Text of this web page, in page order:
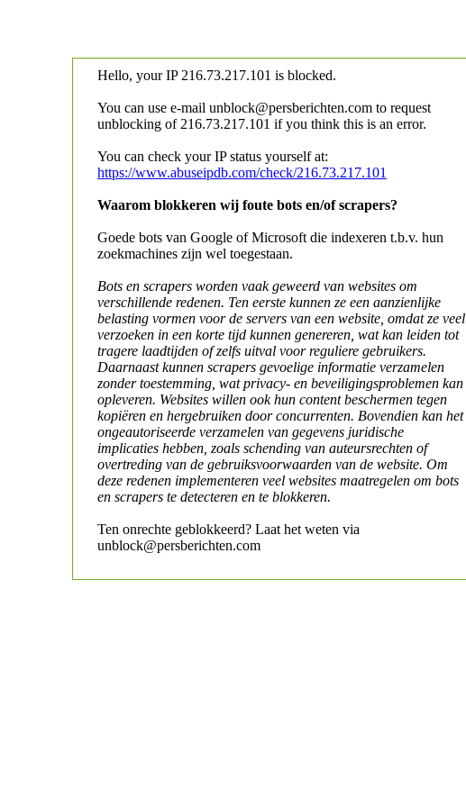
Hello, your IP 216.73.217.101 is blocked.
You can use e-mail unblock@persberichten.com to request
unblocking of 216.73.217.101 if you think this is an error.
You can check your IP status yourself at:
https://www.abuseipdb.com/check/216.73.217.101
Waarom blokkeren wij foute bots en/of scrapers?
Goede bots van Google of Microsoft die indexeren t.b.v. hun
zoekmachines zijn wel toegestaan.
Bots en scrapers worden vaak geweerd van websites om
verschillende redenen. Ten eerste kunnen ze een aanzienlijke
belasting vormen voor de servers van een website, omdat ze veel
verzoeken in een korte tijd kunnen genereren, wat kan leiden tot
tragere laadtijden of zelfs uitval voor reguliere gebruikers.
Daarnaast kunnen scrapers gevoelige informatie verzamelen
zonder toestemming, wat privacy- en beveiligingsproblemen kan
opleveren. Websites willen ook hun content beschermen tegen
kopiëren en hergebruiken door concurrenten. Bovendien kan het
ongeautoriseerde verzamelen van gegevens juridische
implicaties hebben, zoals schending van auteursrechten of
overtreding van de gebruiksvoorwaarden van de website. Om
deze redenen implementeren veel websites maatregelen om bots
en scrapers te detecteren en te blokkeren.
Ten onrechte geblokkeerd? Laat het weten via
unblock@persberichten.com